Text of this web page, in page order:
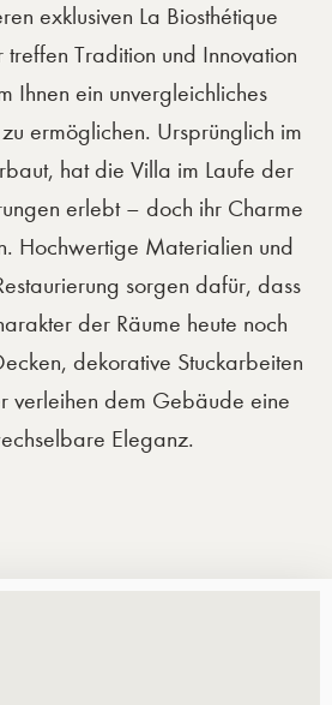
exklusiven La Biosthétique
treffen Tradition und Innovation
Ihnen ein unvergleichliches
ermöglichen. Ursprünglich im
hat die Villa im Laufe der
erlebt – doch ihr Charme
Hochwertige Materialien und
sorgen dafür, dass
der Räume heute noch
dekorative Stuckarbeiten
verleihen dem Gebäude eine
Eleganz.